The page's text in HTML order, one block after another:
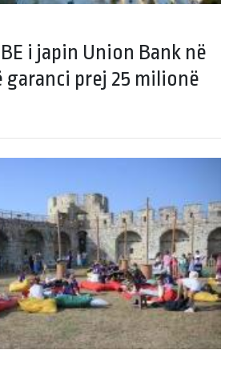
i japin Union Bank në
garanci prej 25 milionë